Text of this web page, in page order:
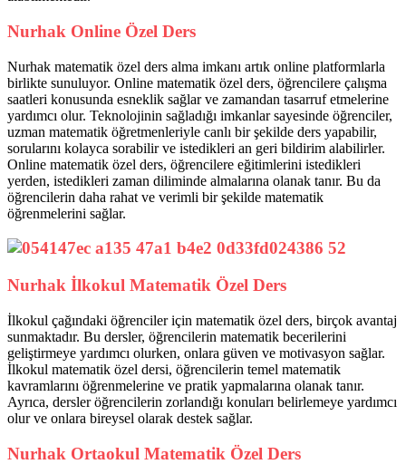
Nurhak Online Özel Ders
Nurhak matematik özel ders alma imkanı artık online platformlarla
birlikte sunuluyor. Online matematik özel ders, öğrencilere çalışma
saatleri konusunda esneklik sağlar ve zamandan tasarruf etmelerine
yardımcı olur. Teknolojinin sağladığı imkanlar sayesinde öğrenciler,
uzman matematik öğretmenleriyle canlı bir şekilde ders yapabilir,
sorularını kolayca sorabilir ve istedikleri an geri bildirim alabilirler.
Online matematik özel ders, öğrencilere eğitimlerini istedikleri
yerden, istedikleri zaman diliminde almalarına olanak tanır. Bu da
öğrencilerin daha rahat ve verimli bir şekilde matematik
öğrenmelerini sağlar.
Nurhak İlkokul Matematik Özel Ders
İlkokul çağındaki öğrenciler için matematik özel ders, birçok avantaj
sunmaktadır. Bu dersler, öğrencilerin matematik becerilerini
geliştirmeye yardımcı olurken, onlara güven ve motivasyon sağlar.
İlkokul matematik özel dersi, öğrencilerin temel matematik
kavramlarını öğrenmelerine ve pratik yapmalarına olanak tanır.
Ayrıca, dersler öğrencilerin zorlandığı konuları belirlemeye yardımcı
olur ve onlara bireysel olarak destek sağlar.
Nurhak Ortaokul Matematik Özel Ders